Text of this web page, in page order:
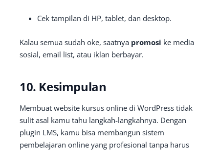
Cek tampilan di HP, tablet, dan desktop.
Kalau semua sudah oke, saatnya promosi ke media
sosial, email list, atau iklan berbayar.
10. Kesimpulan
Membuat website kursus online di WordPress tidak
sulit asal kamu tahu langkah-langkahnya. Dengan
plugin LMS, kamu bisa membangun sistem
pembelajaran online yang profesional tanpa harus